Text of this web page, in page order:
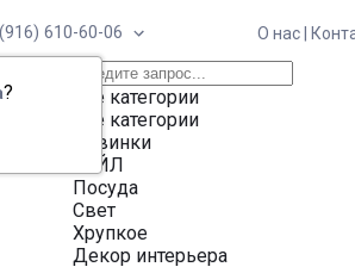
?
610-60-06 О нас |
Все категории
Все категории
Новинки
СЕЙЛ
Посуда
Свет
Хрупкое
Декор интерьера